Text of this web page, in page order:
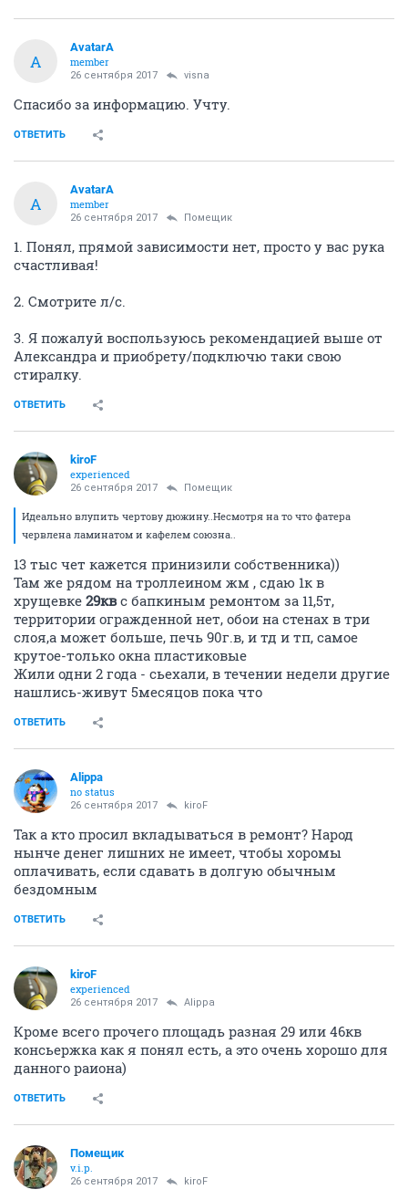
A
AvatarA
member
26 сентября 2017 visna
Спасибо за информацию. Учту.
ОТВЕТИТЬ
A
AvatarA
member
26 сентября 2017 Помещик
1. Понял, прямой зависимости нет, просто у вас рука
счастливая!
2. Смотрите л/с.
3. Я пожалуй воспользуюсь рекомендацией выше от
Александра и приобрету/подключю таки свою
стиралку.
ОТВЕТИТЬ
kiroF
experienced
26 сентября 2017 Помещик
Идеально влупить чертову дюжину..Несмотря на то что фатера
червлена ламинатом и кафелем союзна..
13 тыс чет кажется принизили собственника))
Там же рядом на троллеином жм , сдаю 1к в
хрущевке 29квс бапкиным ремонтом за 11,5т,
территории огражденной нет, обои на стенах в три
слоя,а может больше, печь 90г.в, и тд и тп, самое
крутое-только окна пластиковые
Жили одни 2 года - сьехали, в течении недели другие
нашлись-живут 5месяцов пока что
ОТВЕТИТЬ
Alippa
no status
26 сентября 2017 kiroF
Так а кто просил вкладываться в ремонт? Народ
нынче денег лишних не имеет, чтобы хоромы
оплачивать, если сдавать в долгую обычным
бездомным
ОТВЕТИТЬ
kiroF
experienced
26 сентября 2017 Alippa
Кроме всего прочего площадь разная 29 или 46кв
консьержка как я понял есть, а это очень хорошо для
данного раиона)
ОТВЕТИТЬ
Помещик
v.i.p.
26 сентября 2017 kiroF